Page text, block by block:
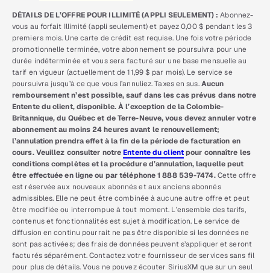
DÉTAILS DE L’OFFRE POUR ILLIMITÉ (APPLI SEULEMENT) : Abonnez-
vous au forfait Illimité (appli seulement) et payez 0,00 $ pendant les 3
premiers mois. Une carte de crédit est requise. Une fois votre période
promotionnelle terminée, votre abonnement se poursuivra pour une
durée indéterminée et vous sera facturé sur une base mensuelle au
tarif en vigueur (actuellement de 11,99 $ par mois). Le service se
poursuivra jusqu’à ce que vous l’annuliez. Taxes en sus.Aucun
remboursement n’est possible, sauf dans les cas prévus dans notre
Entente du client, disponible. À l’exception de la Colombie-
Britannique, du Québec et de Terre-Neuve, vous devez annuler votre
abonnement au moins 24 heures avant le renouvellement;
l’annulation prendra effet à la fin de la période de facturation en
cours. Veuillez consulter notreEntente du clientpour connaître les
conditions complètes et la procédure d’annulation, laquelle peut
être effectuée en ligne ou par téléphone 1 888 539-7474.Cette offre
est réservée aux nouveaux abonnés et aux anciens abonnés
admissibles. Elle ne peut être combinée à aucune autre offre et peut
être modifiée ou interrompue à tout moment. L’ensemble des tarifs,
contenus et fonctionnalités est sujet à modification. Le service de
diffusion en continu pourrait ne pas être disponible si les données ne
sont pas activées; des frais de données peuvent s’appliquer et seront
facturés séparément. Contactez votre fournisseur de services sans fil
pour plus de détails. Vous ne pouvez écouter SiriusXM que sur un seul